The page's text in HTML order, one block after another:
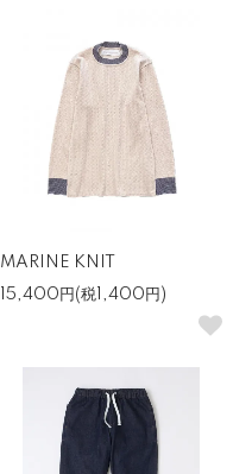
MARINE KNIT
15,400円(税1,400円)